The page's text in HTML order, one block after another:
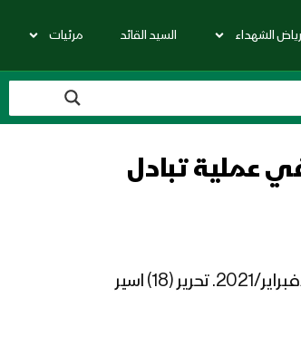
رياض الشهداء السيد القائد مرئيات
في عملية تبادل
رئيس اللجنة الوطنية لشؤون الأسرى عبدالقادر المرتضى: ‏بعون الله وتوفيقه تم اليوم الاحد 16/رجب/1442 الموافق 28/فبراير/2021. تحرير (18) اسير